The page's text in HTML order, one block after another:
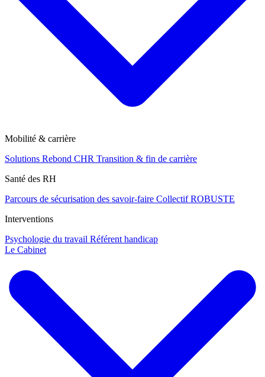
Mobilité & carrière
Solutions Rebond CHR Transition & fin de carrière
Santé des RH
Parcours de sécurisation des savoir-faire Collectif ROBUSTE
Interventions
Psychologie du travail Référent handicap
Le Cabinet